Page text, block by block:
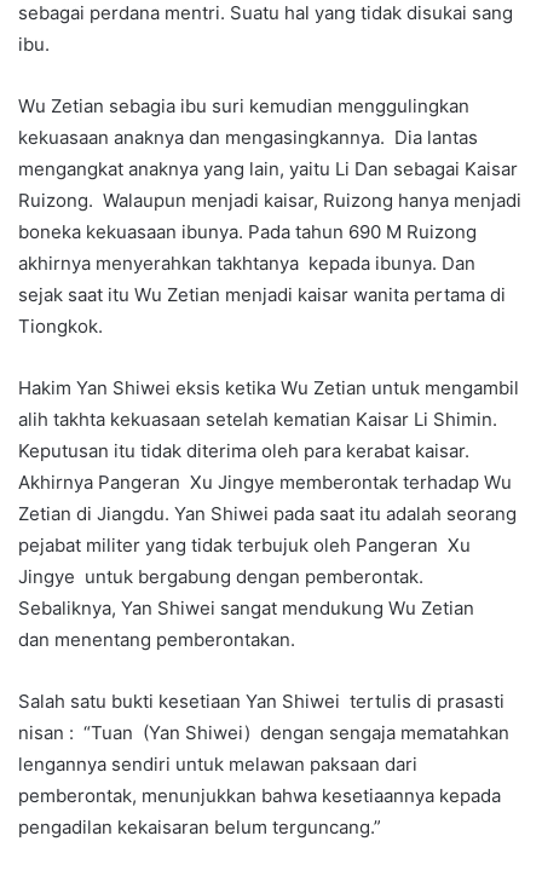
sebagai perdana mentri. Suatu hal yang tidak disukai sang
ibu.
Wu Zetian sebagia ibu suri kemudian menggulingkan
kekuasaan anaknya dan mengasingkannya. Dia lantas
mengangkat anaknya yang lain, yaitu Li Dan sebagai Kaisar
Ruizong. Walaupun menjadi kaisar, Ruizong hanya menjadi
boneka kekuasaan ibunya. Pada tahun 690 M Ruizong
akhirnya menyerahkan takhtanya kepada ibunya. Dan
sejak saat itu Wu Zetian menjadi kaisar wanita pertama di
Tiongkok.
Hakim Yan Shiwei eksis ketika Wu Zetian untuk mengambil
alih takhta kekuasaan setelah kematian Kaisar Li Shimin.
Keputusan itu tidak diterima oleh para kerabat kaisar.
Akhirnya Pangeran Xu Jingye memberontak terhadap Wu
Zetian di Jiangdu. Yan Shiwei pada saat itu adalah seorang
pejabat militer yang tidak terbujuk oleh Pangeran Xu
Jingye untuk bergabung dengan pemberontak.
Sebaliknya, Yan Shiwei sangat mendukung Wu Zetian
dan menentang pemberontakan.
Salah satu bukti kesetiaan Yan Shiwei tertulis di prasasti
nisan : “Tuan (Yan Shiwei) dengan sengaja mematahkan
lengannya sendiri untuk melawan paksaan dari
pemberontak, menunjukkan bahwa kesetiaannya kepada
pengadilan kekaisaran belum terguncang.”